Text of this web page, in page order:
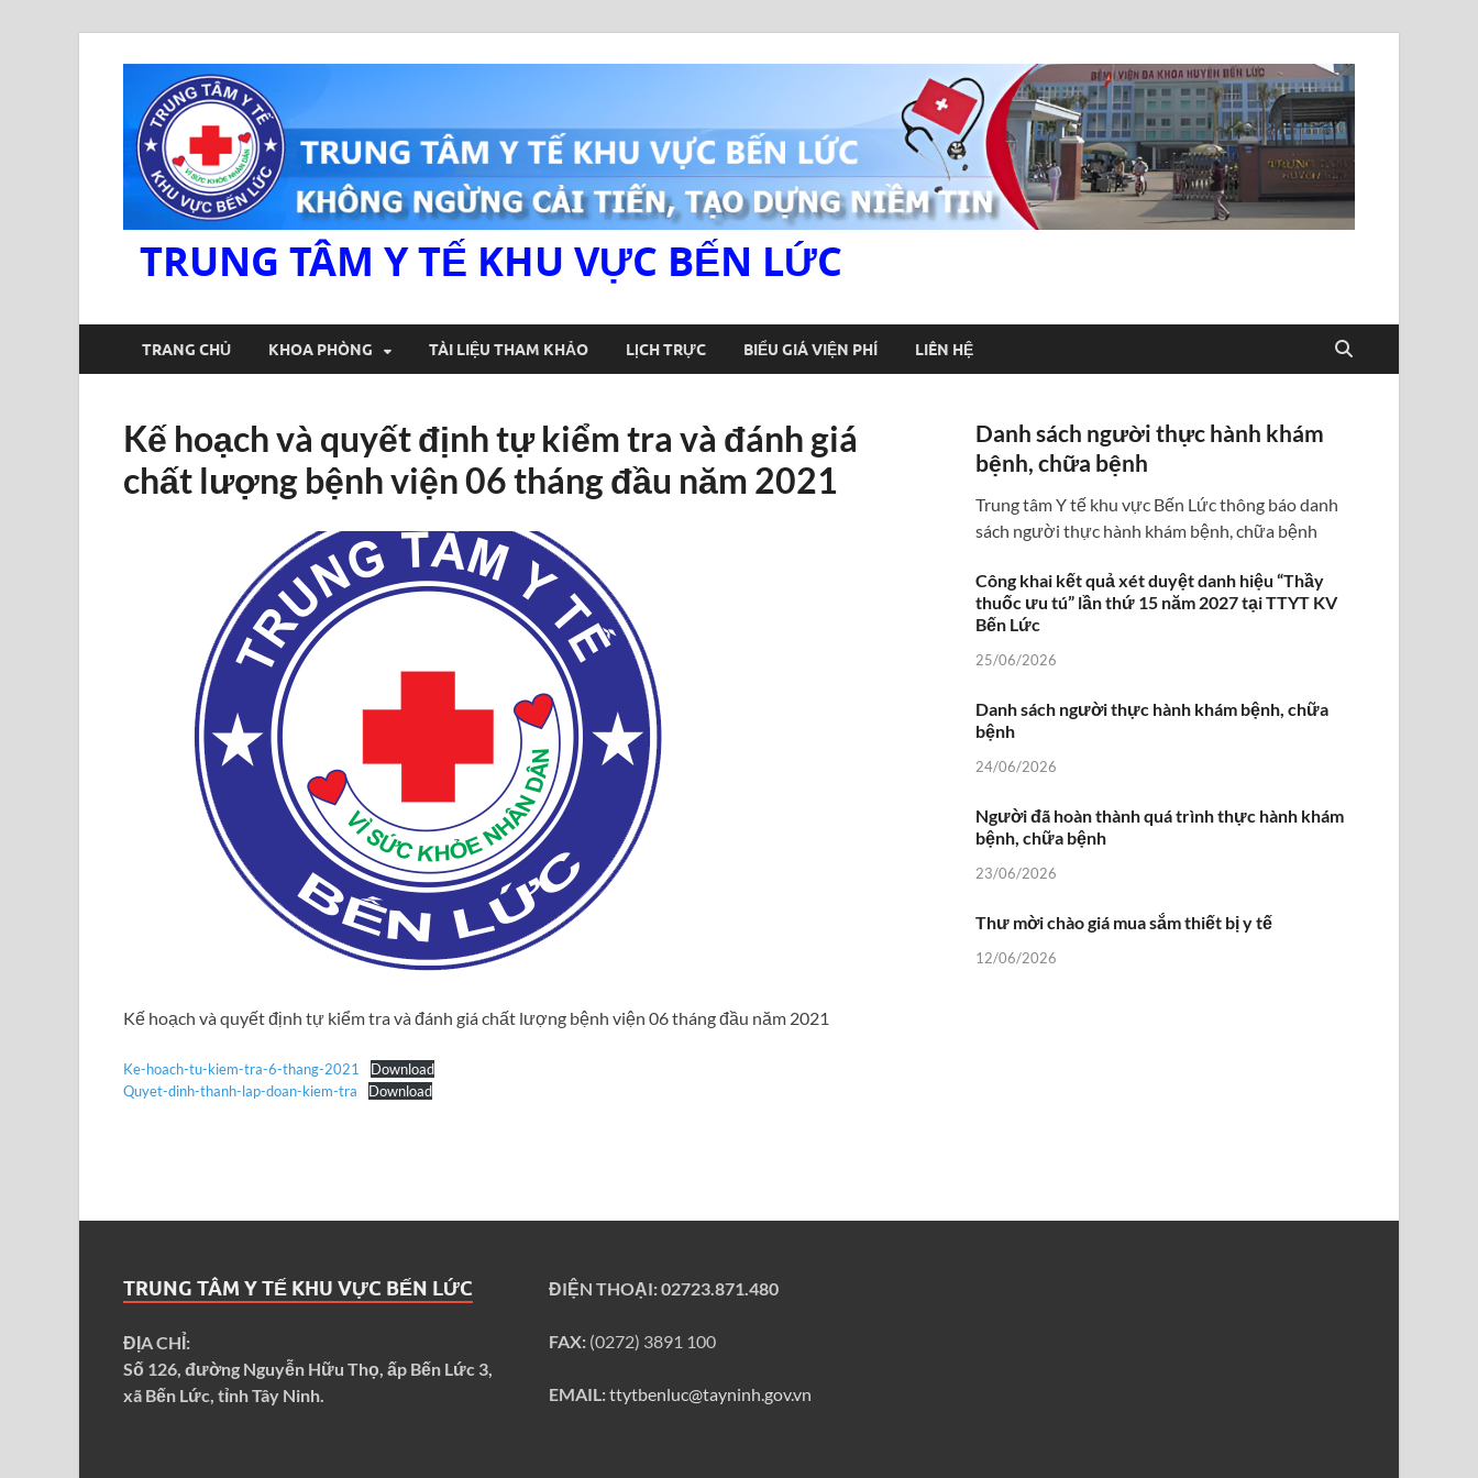
TRUNG TÂM Y TẾ KHU VỰC BẾN LỨC
TRANG CHỦ KHOA PHÒNG TÀI LIỆU THAM KHẢO LỊCH TRỰC BIỂU GIÁ VIỆN PHÍ LIÊN HỆ
Kế hoạch và quyết định tự kiểm tra và đánh giá
chất lượng bệnh viện 06 tháng đầu năm 2021
Kế hoạch và quyết định tự kiểm tra và đánh giá chất lượng bệnh viện 06 tháng đầu năm 2021
Ke-hoach-tu-kiem-tra-6-thang-2021
Download
Quyet-dinh-thanh-lap-doan-kiem-tra
Download
Danh sách người thực hành khám
bệnh, chữa bệnh
Trung tâm Y tế khu vực Bến Lức thông báo danh
sách người thực hành khám bệnh, chữa bệnh
Công khai kết quả xét duyệt danh hiệu “Thầy
thuốc ưu tú” lần thứ 15 năm 2027 tại TTYT KV
Bến Lức
25/06/2026
Danh sách người thực hành khám bệnh, chữa
bệnh
24/06/2026
Người đã hoàn thành quá trình thực hành khám
bệnh, chữa bệnh
23/06/2026
Thư mời chào giá mua sắm thiết bị y tế
12/06/2026
TRUNG TÂM Y TẾ KHU VỰC BẾN LỨC
ĐỊA CHỈ:
Số 126, đường Nguyễn Hữu Thọ, ấp Bến Lức 3,
xã Bến Lức, tỉnh Tây Ninh.
ĐIỆN THOẠI:02723.871.480
FAX: (0272) 3891 100
EMAIL:ttytbenluc@tayninh.gov.vn